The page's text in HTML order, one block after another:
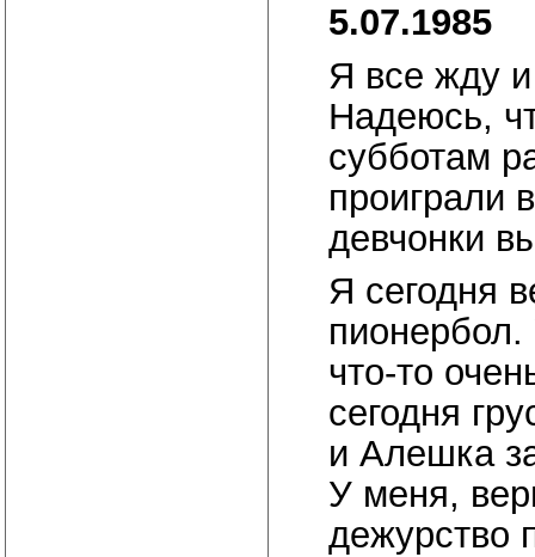
5.07.1985
Я все жду и
Надеюсь,
субботам
проиграли
девчонки
Я сегодня
что-то
сегодня
и Алешка
У меня,
дежурство